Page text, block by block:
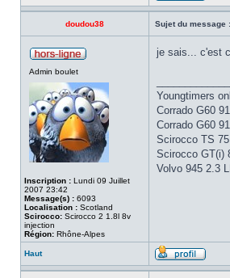
doudou38 Sujet du message :
Admin boulet
Inscription : Lundi 09 Juillet
2007 23:42
Message(s) : 6093
Localisation : Scotland
Scirocco: Scirocco 2 1.8l 8v
injection
Région: Rhône-Alpes
je sais... c'est
Youngtimers
Corrado G60
Corrado G60
Scirocco TS
Scirocco GT(i)
Volvo 945 2.3
Haut